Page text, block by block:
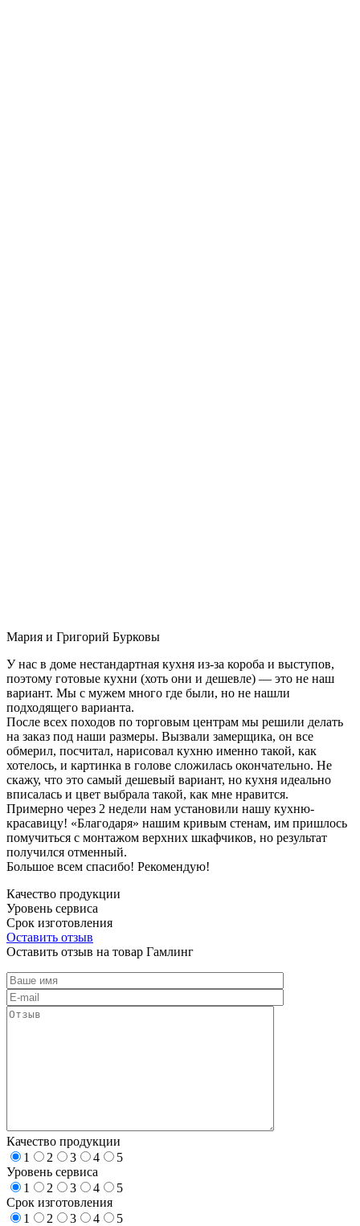
Мария и Григорий Бурковы
У нас в доме нестандартная кухня из-за короба и выступов,
поэтому готовые кухни (хоть они и дешевле) — это не наш
вариант. Мы с мужем много где были, но не нашли
подходящего варианта.
После всех походов по торговым центрам мы решили делать
на заказ под наши размеры. Вызвали замерщика, он все
обмерил, посчитал, нарисовал кухню именно такой, как
хотелось, и картинка в голове сложилась окончательно. Не
скажу, что это самый дешевый вариант, но кухня идеально
вписалась и цвет выбрала такой, как мне нравится.
Примерно через 2 недели нам установили нашу кухню-
красавицу! «Благодаря» нашим кривым стенам, им пришлось
помучиться с монтажом верхних шкафчиков, но результат
получился отменный.
Большое всем спасибо! Рекомендую!
Качество продукции
Уровень сервиса
Срок изготовления
Оставить отзыв
Оставить отзыв на товар Гамлинг
Качество продукции
1
2 3 4
5
Уровень сервиса
1
2 3 4
5
Срок изготовления
1
2 3 4
5